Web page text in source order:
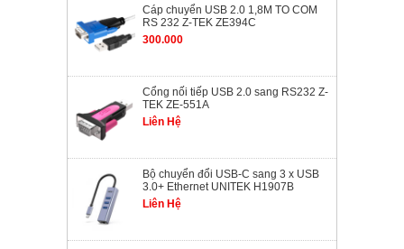
Cáp chuyển USB 2.0 1,8M TO COM
RS 232 Z-TEK ZE394C
300.000
Cổng nối tiếp USB 2.0 sang RS232 Z-
TEK ZE-551A
Liên Hệ
Bộ chuyển đổi USB-C sang 3 x USB
3.0+ Ethernet UNITEK H1907B
Liên Hệ